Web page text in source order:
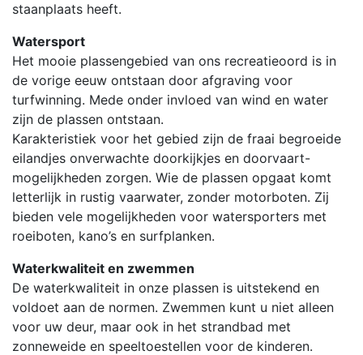
staanplaats heeft.
Watersport
Het mooie plassengebied van ons recreatieoord is in
de vorige eeuw ontstaan door afgraving voor
turfwinning. Mede onder invloed van wind en water
zijn de plassen ontstaan.
Karakteristiek voor het gebied zijn de fraai begroeide
eilandjes onverwachte doorkijkjes en doorvaart-
mogelijkheden zorgen. Wie de plassen opgaat komt
letterlijk in rustig vaarwater, zonder motorboten. Zij
bieden vele mogelijkheden voor watersporters met
roeiboten, kano’s en surfplanken.
Waterkwaliteit en zwemmen
De waterkwaliteit in onze plassen is uitstekend en
voldoet aan de normen. Zwemmen kunt u niet alleen
voor uw deur, maar ook in het strandbad met
zonneweide en speeltoestellen voor de kinderen.